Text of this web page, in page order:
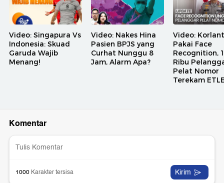
Video: Singapura Vs
Indonesia: Skuad
Garuda Wajib
Menang!
Video: Nakes Hina
Pasien BPJS yang
Curhat Nunggu 8
Jam, Alarm Apa?
Video:
Pakai Face
Recognition,
Ribu
Pelat Nomor
Terekam